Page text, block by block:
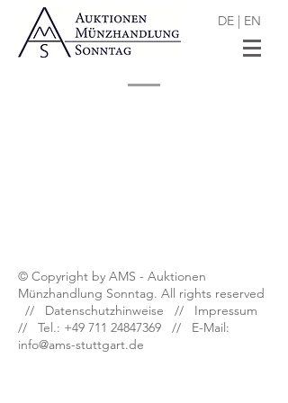
DE | EN
© Copyright by AMS - Auktionen
Münzhandlung Sonntag. All rights reserved
// Datenschutzhinweise // Impressum
// Tel.: +49 711 24847369 // E-Mail:
info@ams-stuttgart.de